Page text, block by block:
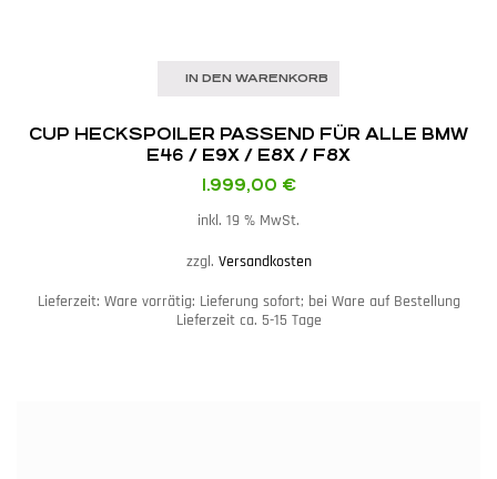
IN DEN WARENKORB
CUP HECKSPOILER PASSEND FÜR ALLE BMW
E46 / E9X / E8X / F8X
1.999,00 €
inkl. 19 % MwSt.
zzgl. Versandkosten
Lieferzeit: Ware vorrätig: Lieferung sofort; bei Ware auf Bestellung
Lieferzeit ca. 5-15 Tage